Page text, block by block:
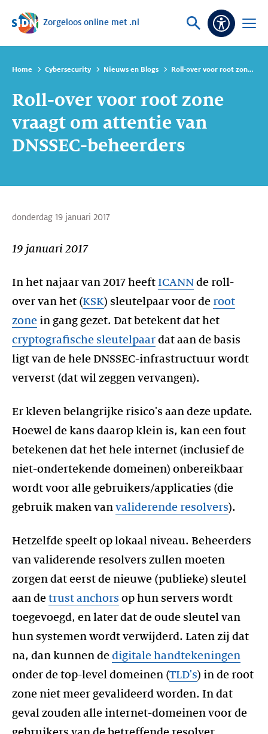
Sla navigatie over
Zorgeloos online met .nl
Vraag
Open
Home Cybersecurity Nieuws en Blogs Roll-over voor root zone vraagt om attentie van DNSSEC-beheerders
Roll-over voor root zone
vraagt om attentie van
DNSSEC-beheerders
donderdag 19 januari 2017
19 januari 2017
In het najaar van 2017 heeft ICANN de roll-
over van het (KSK) sleutelpaar voor de root
zone in gang gezet. Dat betekent dat het
cryptografische sleutelpaar dat aan de basis
ligt van de hele DNSSEC-infrastructuur wordt
ververst (dat wil zeggen vervangen).
Er kleven belangrijke risico's aan deze update.
Hoewel de kans daarop klein is, kan een fout
betekenen dat het hele internet (inclusief de
niet-ondertekende domeinen) onbereikbaar
wordt voor alle gebruikers/applicaties (die
gebruik maken van validerende resolvers).
Hetzelfde speelt op lokaal niveau. Beheerders
van validerende resolvers zullen moeten
zorgen dat eerst de nieuwe (publieke) sleutel
aan de trust anchors op hun servers wordt
toegevoegd, en later dat de oude sleutel van
hun systemen wordt verwijderd. Laten zij dat
na, dan kunnen de digitale handtekeningen
onder de top-level domeinen (TLD's) in de root
zone niet meer gevalideerd worden. In dat
geval zouden alle internet-domeinen voor de